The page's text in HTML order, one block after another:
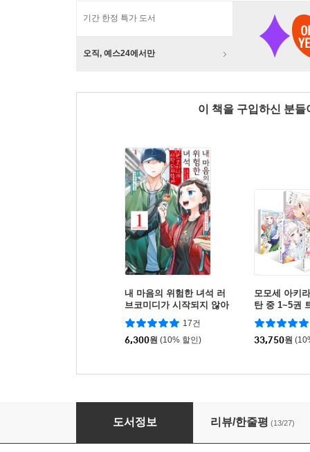
기간 한정 특가 도서
오직, 예스24에서만
이 책을 구입하신 분
내 마음의 위험한 녀석 러
브코미디가 시작되지 않아
1
17건
6,300원 (10% 할인)
모모세 아키
탄 중 1~5권
세트
33,750원
내 마음의 위험한 녀석 13
도서정보 리뷰/한줄평 (13/27)